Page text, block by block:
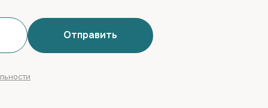
Отправить